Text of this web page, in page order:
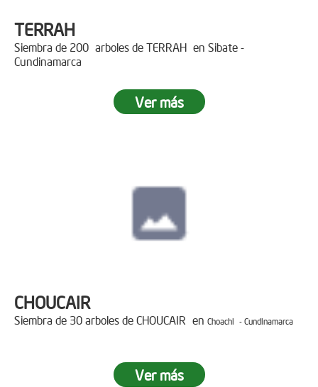
TERRAH
Siembra de 200 arboles de TERRAH en Sibate -
Cundinamarca
Ver más
CHOUCAIR
Siembra de 30 arboles de CHOUCAIR en Choachi - Cundinamarca
Ver más